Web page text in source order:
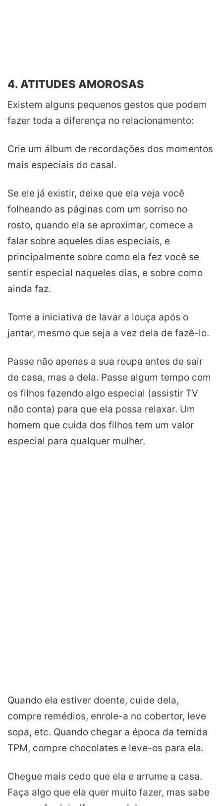
4. ATITUDES AMOROSAS
Existem alguns pequenos gestos que podem
fazer toda a diferença no relacionamento:
Crie um álbum de recordações dos momentos
mais especiais do casal.
Se ele já existir, deixe que ela veja você
folheando as páginas com um sorriso no
rosto, quando ela se aproximar, comece a
falar sobre aqueles dias especiais, e
principalmente sobre como ela fez você se
sentir especial naqueles dias, e sobre como
ainda faz.
Tome a iniciativa de lavar a louça após o
jantar, mesmo que seja a vez dela de fazê-lo.
Passe não apenas a sua roupa antes de sair
de casa, mas a dela. Passe algum tempo com
os filhos fazendo algo especial (assistir TV
não conta) para que ela possa relaxar. Um
homem que cuida dos filhos tem um valor
especial para qualquer mulher.
Quando ela estiver doente, cuide dela,
compre remédios, enrole-a no cobertor, leve
sopa, etc. Quando chegar a época da temida
TPM, compre chocolates e leve-os para ela.
Chegue mais cedo que ela e arrume a casa.
Faça algo que ela quer muito fazer, mas sabe